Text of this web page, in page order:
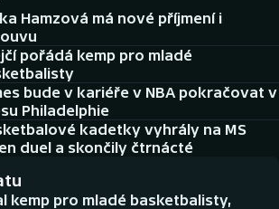
Hamzová má nové příjmení i
pořádá kemp pro mladé
bude v kariéře v NBA pokračovat v
Philadelphie
kadetky vyhrály na MS
duel a skončily čtrnácté
kemp pro mladé basketbalisty,